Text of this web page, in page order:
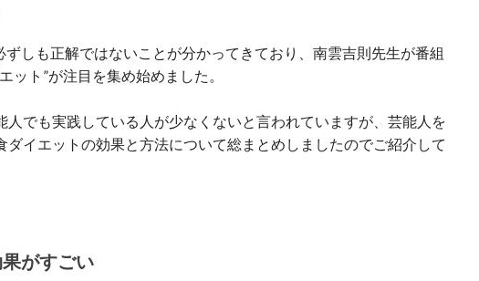
ずしも正解ではないことが分かってきており、南雲吉則先生が番組
ット”が注目を集め始めました。
人でも実践している人が少なくないと言われていますが、芸能人を
ダイエットの効果と方法について総まとめしましたのでご紹介して
がすごい